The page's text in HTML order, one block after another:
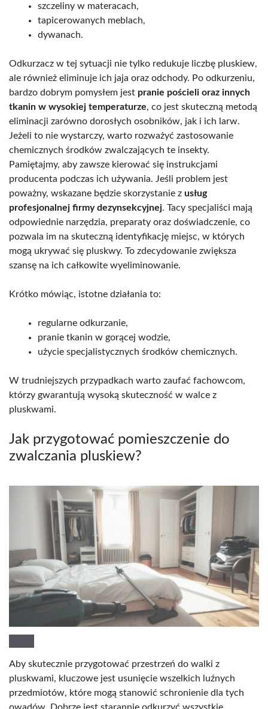
szczeliny w materacach,
tapicerowanych meblach,
dywanach.
Odkurzacz w tej sytuacji nie tylko redukuje liczbę pluskiew,
ale również eliminuje ich jaja oraz odchody. Po odkurzeniu,
bardzo dobrym pomysłem jest pranie pościeli oraz innych
tkanin w wysokiej temperaturze, co jest skuteczną metodą
eliminacji zarówno dorosłych osobników, jak i ich larw.
Jeżeli to nie wystarczy, warto rozważyć zastosowanie
chemicznych środków zwalczających te insekty.
Pamiętajmy, aby zawsze kierować się instrukcjami
producenta podczas ich używania. Jeśli problem jest
poważny, wskazane będzie skorzystanie z usług
profesjonalnej firmy dezynsekcyjnej. Tacy specjaliści mają
odpowiednie narzędzia, preparaty oraz doświadczenie, co
pozwala im na skuteczną identyfikację miejsc, w których
mogą ukrywać się pluskwy. To zdecydowanie zwiększa
szansę na ich całkowite wyeliminowanie.
Krótko mówiąc, istotne działania to:
regularne odkurzanie,
pranie tkanin w gorącej wodzie,
użycie specjalistycznych środków chemicznych.
W trudniejszych przypadkach warto zaufać fachowcom,
którzy gwarantują wysoką skuteczność w walce z
pluskwami.
Jak przygotować pomieszczenie do
zwalczania pluskiew?
Aby skutecznie przygotować przestrzeń do walki z
pluskwami, kluczowe jest usunięcie wszelkich luźnych
przedmiotów, które mogą stanowić schronienie dla tych